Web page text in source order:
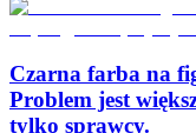
Czarna farba na
Problem jest
tylko sprawcy.